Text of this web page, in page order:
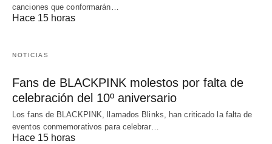
canciones que conformarán…
Hace 15 horas
NOTICIAS
Fans de BLACKPINK molestos por falta de
celebración del 10º aniversario
Los fans de BLACKPINK, llamados Blinks, han criticado la falta de
eventos conmemorativos para celebrar…
Hace 15 horas